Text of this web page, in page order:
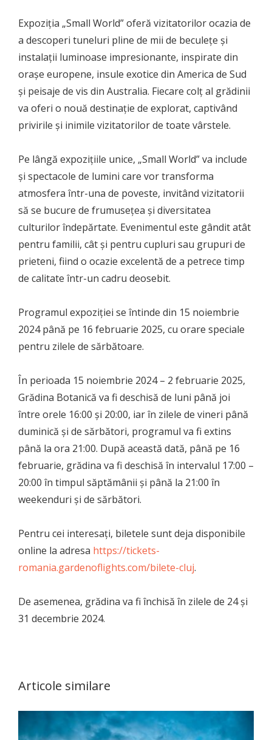
Expoziția „Small World” oferă vizitatorilor ocazia de
a descoperi tuneluri pline de mii de beculețe și
instalații luminoase impresionante, inspirate din
orașe europene, insule exotice din America de Sud
și peisaje de vis din Australia. Fiecare colț al grădinii
va oferi o nouă destinație de explorat, captivând
privirile și inimile vizitatorilor de toate vârstele.
Pe lângă expozițiile unice, „Small World” va include
și spectacole de lumini care vor transforma
atmosfera într-una de poveste, invitând vizitatorii
să se bucure de frumusețea și diversitatea
culturilor îndepărtate. Evenimentul este gândit atât
pentru familii, cât și pentru cupluri sau grupuri de
prieteni, fiind o ocazie excelentă de a petrece timp
de calitate într-un cadru deosebit.
Programul expoziției se întinde din 15 noiembrie
2024 până pe 16 februarie 2025, cu orare speciale
pentru zilele de sărbătoare.
În perioada 15 noiembrie 2024 – 2 februarie 2025,
Grădina Botanică va fi deschisă de luni până joi
între orele 16:00 și 20:00, iar în zilele de vineri până
duminică și de sărbători, programul va fi extins
până la ora 21:00. După această dată, până pe 16
februarie, grădina va fi deschisă în intervalul 17:00 –
20:00 în timpul săptămânii și până la 21:00 în
weekenduri și de sărbători.
Pentru cei interesați, biletele sunt deja disponibile
online la adresa https://tickets-
romania.gardenoflights.com/bilete-cluj.
De asemenea, grădina va fi închisă în zilele de 24 și
31 decembrie 2024.
Articole similare